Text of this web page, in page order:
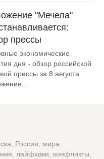
"Мечела"
прессы
экономические
дня - обзор российской
прессы за 8 августа
России, мира.
лайфхаки, конфликты,